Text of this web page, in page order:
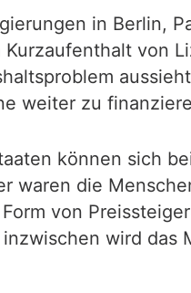
in Berlin,
von
weiter zu
können sich
waren die
von
wird das